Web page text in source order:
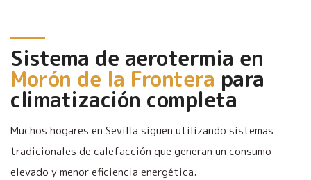
Sistema de aerotermia en
Morón de la Frontera para
climatización completa
Muchos hogares en Sevilla siguen utilizando sistemas
tradicionales de calefacción que generan un consumo
elevado y menor eficiencia energética.